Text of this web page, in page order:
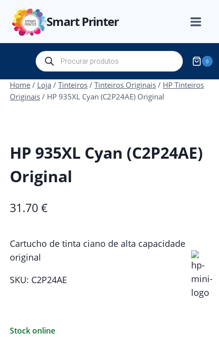
content
Smart Printer
Products
search 0
Home / Loja / Tinteiros / Tinteiros Originais / HP Tinteiros
Originais / HP 935XL Cyan (C2P24AE) Original
HP 935XL Cyan (C2P24AE)
Original
31.70 €
Cartucho de tinta ciano de alta capacidade
original
SKU: C2P24AE
Stock online